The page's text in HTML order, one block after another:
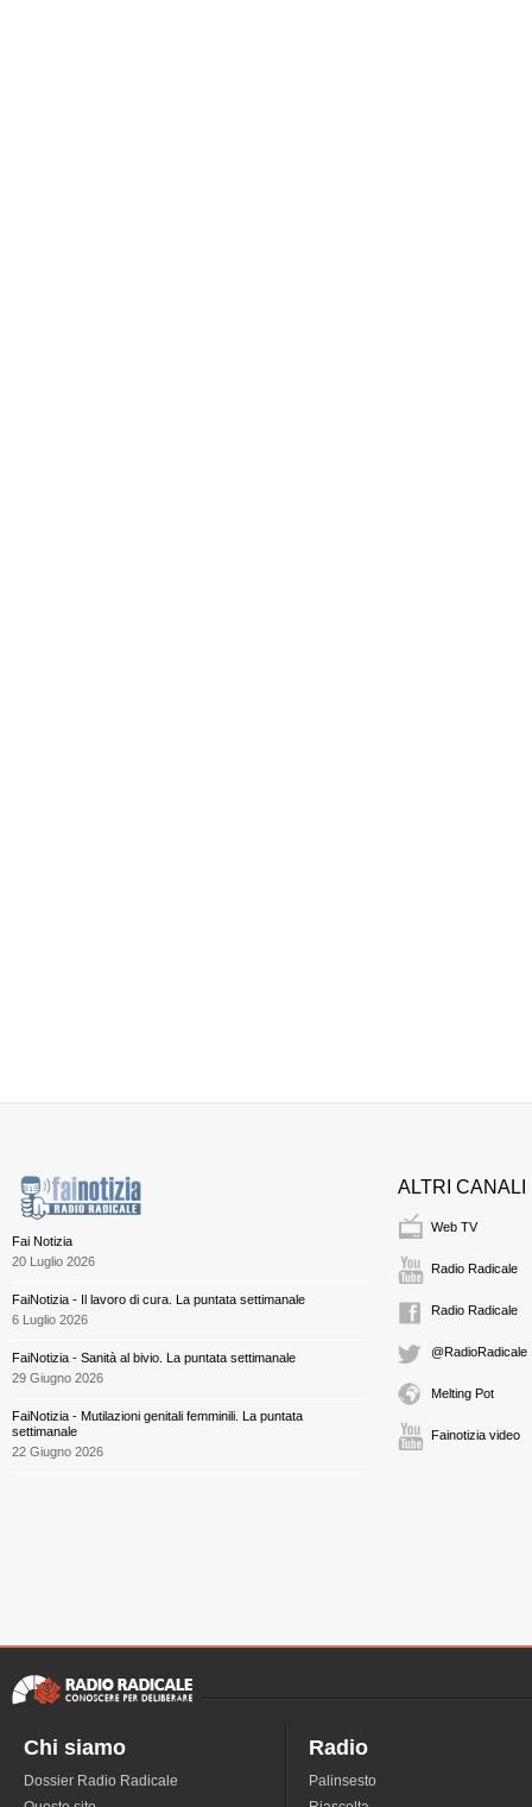
Fai Notizia
20 Luglio 2026
FaiNotizia - Il lavoro di cura. La puntata settimanale
6 Luglio 2026
FaiNotizia - Sanità al bivio. La puntata settimanale
29 Giugno 2026
FaiNotizia - Mutilazioni genitali femminili. La puntata
settimanale
22 Giugno 2026
ALTRI CANALI
Web TV
Radio Radicale
Radio Radicale
@RadioRadicale
Melting Pot
Fainotizia video
Chi siamo
Dossier Radio Radicale
Radio
Palinsesto